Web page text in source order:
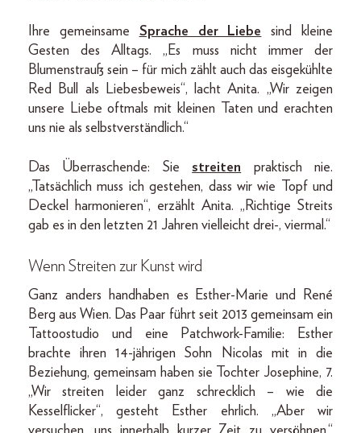
Ihre gemeinsame Sprache der Liebe sind kleine
Gesten des Alltags. „Es muss nicht immer der
Blumenstrauß sein – für mich zählt auch das eisgekühlte
Red Bull als Liebesbeweis“, lacht Anita. „Wir zeigen
unsere Liebe oftmals mit kleinen Taten und erachten
uns nie als selbstverständlich.“
Das Überraschende: Siestreiten praktisch nie.
„Tatsächlich muss ich gestehen, dass wir wie Topf und
Deckel harmonieren“, erzählt Anita. „Richtige Streits
gab es in den letzten 21 Jahren vielleicht drei-, viermal.“
Wenn Streiten zur Kunst wird
Ganz anders handhaben es Esther-Marie und René
Berg aus Wien. Das Paar führt seit 2013 gemeinsam ein
Tattoostudio und eine Patchwork-Familie: Esther
brachte ihren 14-jährigen Sohn Nicolas mit in die
Beziehung, gemeinsam haben sie Tochter Josephine, 7.
„Wir streiten leider ganz schrecklich – wie die
Kesselflicker“, gesteht Esther ehrlich. „Aber wir